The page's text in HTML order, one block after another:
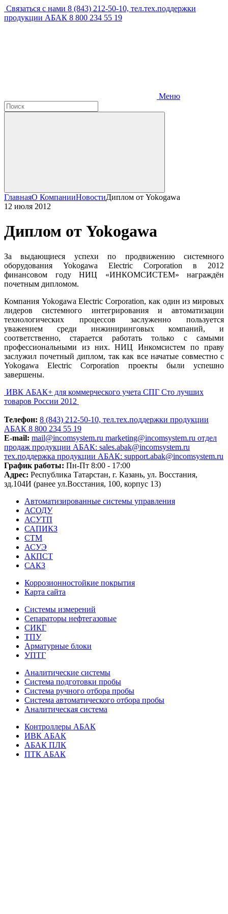
Связаться с нами 8 (843) 212-50-10, тел.тех.поддержки
продукции АБАК 8 800 234 55 19
Меню
ГлавнаяО КомпанииНовостиДиплом от Yokogawa
12 июля 2012
Диплом от Yokogawa
За выдающиеся успехи по продвижению системного
оборудования Yokogawa Electric Corporation в 2012
финансовом году НИЦ «ИНКОМСИСТЕМ» награждён
почетным дипломом.
Компания Yokogawa Electric Corporation, как один из мировых
лидеров системного интегрирования и автоматизации
технологических процессов заслуженно пользуется
уважением среди инжиниринговых компаний, и
соответственно, старается работать только с самыми
профессиональными из них. НИЦ Инкомсистем по праву
заслужил почетный диплом, так как все начатые совместно с
Yokogawa Electric Corporation проекты были успешно
завершены.
ИВК АБАК+ для коммерческого учета СПГ Сто лучших
товаров России 2012
Телефон: 8 (843) 212-50-10, тел.тех.поддержки продукции
АБАК 8 800 234 55 19
E-mail: mail@incomsystem.ru marketing@incomsystem.ru отдел
продаж продукции АБАК: sales.abak@incomsystem.ru
тех.поддержка продукции АБАК: support.abak@incomsystem.ru
График работы: Пн-Пт 8:00 - 17:00
Адрес: Республика Татарстан, г. Казань, ул. Восстания,
зд.104И (ранее ул.Восстания, 100, корпус 13)
Автоматизированные системы управления
АСОДУ
АСУТП
САПИКЗ
СТМ
АСУЭ
АКПСТ
САКЗ
Коррозионностойкие покрытия
Карта сайта
Системы измерений
Сепараторы нефтегазовые
СИКГ
ТПУ
Арматурные блоки
УПТГ
Аналитические системы
Система подготовки пробы
Система ручного отбора пробы
Система автоматического отбора пробы
Аналитическая система
Контроллеры АБАК
ИВК АБАК
АБАК ПЛК
ПТК АБАК